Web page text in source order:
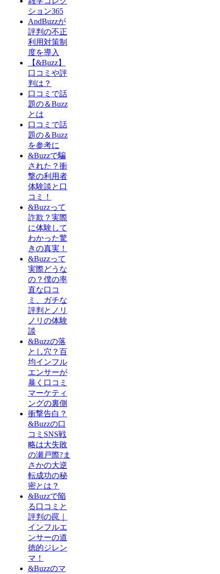
ション365
AndBuzzが
評判の不正
利用対策制
度を導入
【&Buzz】
口コミや評
判は？
口コミで話
題の＆Buzz
とは
口コミで話
題の＆Buzz
を参考に
&Buzzで騙
された？衝
撃の利用者
体験談と口
コミ！
&Buzzって
詐欺？実際
に体験して
わかった驚
きの真実！
&Buzzって
実際どうな
の？僕の率
直な口コ
ミ、ガチな
評判とノリ
ノリの体験
談
&Buzzの落
とし穴？百
均インフル
エンサーが
暴く口コミ
マーケティ
ングの裏側
衝撃告白？
&Buzzの口
コミSNS戦
略は大失敗
の瀬戸際?ま
さかの大逆
転成功の秘
密とは？
&Buzzで陥
る口コミと
評判の罠｜
インフルエ
ンサーの道
徳的ジレン
マ！
&Buzzのマ